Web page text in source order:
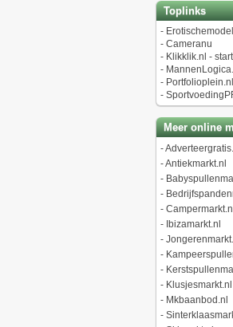
Toplinks
-
- Cameranu
- Klikklik.nl -
-
- Portfolioplein.nl
-
Meer online
-
-Antiekmarkt.nl
-
-
- Campermarkt.nl
- Ibizamarkt.nl
-
-
-
- Klusjesmarkt.nl
- Mkbaanbod.nl
-